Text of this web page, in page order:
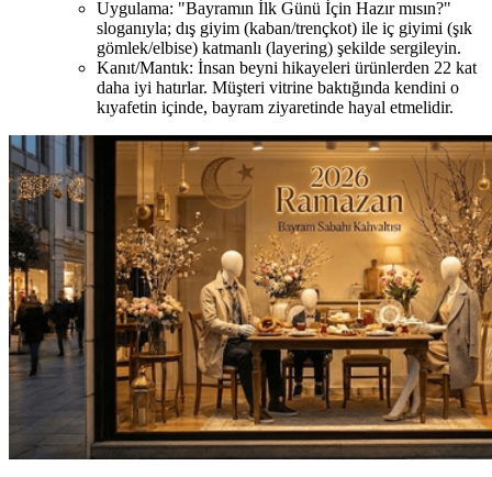
Uygulama: "Bayramın İlk Günü İçin Hazır mısın?"
sloganıyla; dış giyim (kaban/trençkot) ile iç giyimi (şık
gömlek/elbise) katmanlı (layering) şekilde sergileyin.
Kanıt/Mantık: İnsan beyni hikayeleri ürünlerden 22 kat
daha iyi hatırlar. Müşteri vitrine baktığında kendini o
kıyafetin içinde, bayram ziyaretinde hayal etmelidir.